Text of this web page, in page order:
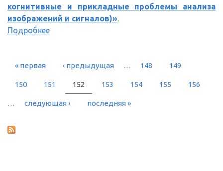
когнитивные и прикладные проблемы анализа
изображений и сигналов)».
Подробнее
СТРАНИЦЫ
« первая ‹ предыдущая … 148 149
150 151 152 153 154 155 156
… следующая › последняя »